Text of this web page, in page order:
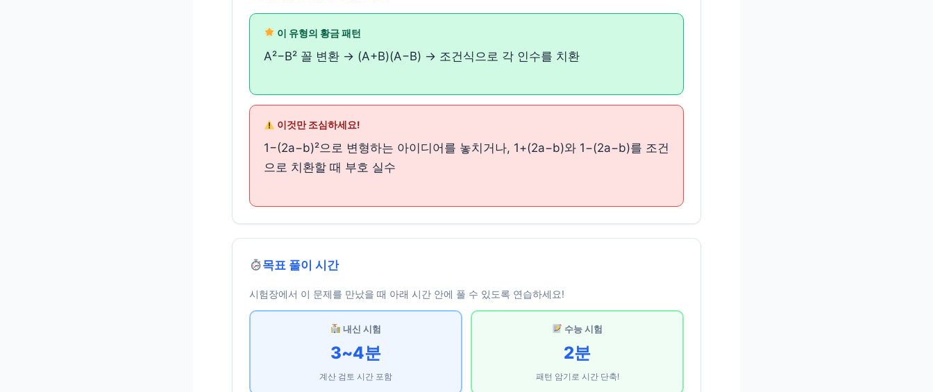
이 유형의 황금 패턴
A²−B² 꼴 변환 → (A+B)(A−B) → 조건식으로 각 인수를 치환
이것만 조심하세요!
1−(2a−b)²으로 변형하는 아이디어를 놓치거나, 1+(2a−b)와 1−(2a−b)를 조건
으로 치환할 때 부호 실수
목표 풀이 시간
시험장에서 이 문제를 만났을 때 아래 시간 안에 풀 수 있도록 연습하세요!
내신 시험
3~4분
계산 검토 시간 포함
수능 시험
2분
패턴 암기로 시간 단축!